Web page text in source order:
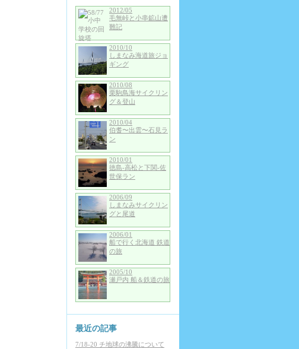
2012/05
毛無峠と小串鉱山遭
難記
2010/10
しまなみ海道旅ジョ
ギング
2010/08
栗駒鳥海サイクリン
グ＆登山
2010/04
伯耆〜出雲〜石見ラ
ン
2010/01
徳島-高松と下関-佐
世保ラン
2006/09
しまなみサイクリン
グと尾道
2006/01
船で行く北海道 鉄道
の旅
2005/10
瀬戸内 船＆鉄道の旅
最近の記事
7/18-20 チ地球の沸騰について